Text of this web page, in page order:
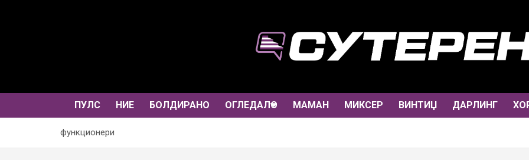
ПУЛС НИЕ БОЛДИРАНО ОГЛЕДАЛО МАМАН МИКСЕР ВИНТИЏ ДАРЛИНГ
функционери